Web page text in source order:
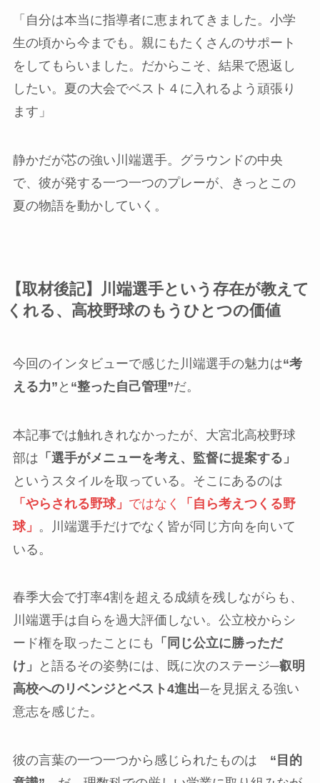
「自分は本当に指導者に恵まれてきました。小学
生の頃から今までも。親にもたくさんのサポート
をしてもらいました。だからこそ、結果で恩返し
したい。夏の大会でベスト４に入れるよう頑張り
ます」
静かだが芯の強い川端選手。グラウンドの中央
で、彼が発する一つ一つのプレーが、きっとこの
夏の物語を動かしていく。
【取材後記】
川端選手という存在が教えて
くれる、高校野球のもうひとつの価値
今回のインタビューで感じた川端選手の魅力は“考
える力” と “整った自己管理”だ。
本記事では触れきれなかったが、大宮北高校野球
部は 「選手がメニューを考え、監督に提案する」
というスタイルを取っている。そこにあるのは
「やらされる野球」 ではなく
「自ら考えつくる野
球」 。川端選手だけでなく皆が同じ方向を向いて
いる。
春季大会で打率4割を超える成績を残しながらも、
川端選手は自らを過大評価しない。公立校からシ
ード権を取ったことにも
「同じ公立に勝っただ
け」
と語るその姿勢には、既に次のステージ─叡明
高校へのリベンジとベスト4進出─を見据える強い
意志を感じた。
彼の言葉の一つ一つから感じられたものは “目的